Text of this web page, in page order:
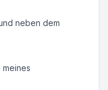
neben dem